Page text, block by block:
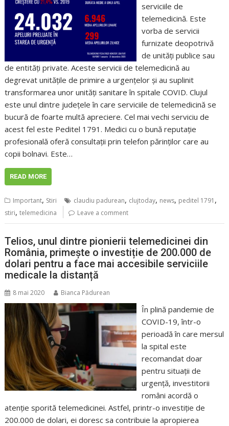
serviciile de
telemedicină. Este
vorba de servicii
furnizate deopotrivă
de unități publice sau
de entități private. Aceste servicii de telemedicină au
degrevat unitățile de primire a urgențelor și au suplinit
transformarea unor unități sanitare în spitale COVID. Clujul
este unul dintre județele în care serviciile de telemedicină se
bucură de foarte multă apreciere. Cel mai vechi serviciu de
acest fel este Peditel 1791. Medici cu o bună reputație
profesională oferă consultații prin telefon părinților care au
copii bolnavi. Este…
READ MORE
Important, Stiri claudiu padurean, clujtoday, news, peditel 1791 ,
stiri,telemedicina Leave a comment
Telios, unul dintre pionierii telemedicinei din
România, primește o investiție de 200.000 de
dolari pentru a face mai accesibile serviciile
medicale la distanță
8 mai 2020 Bianca Pădurean
În plină pandemie de
COVID-19, într-o
perioadă în care mersul
la spital este
recomandat doar
pentru situații de
urgență, investitorii
români acordă o
atenție sporită telemedicinei. Astfel, printr-o investiție de
200.000 de dolari, ei doresc sa contribuie la apropierea